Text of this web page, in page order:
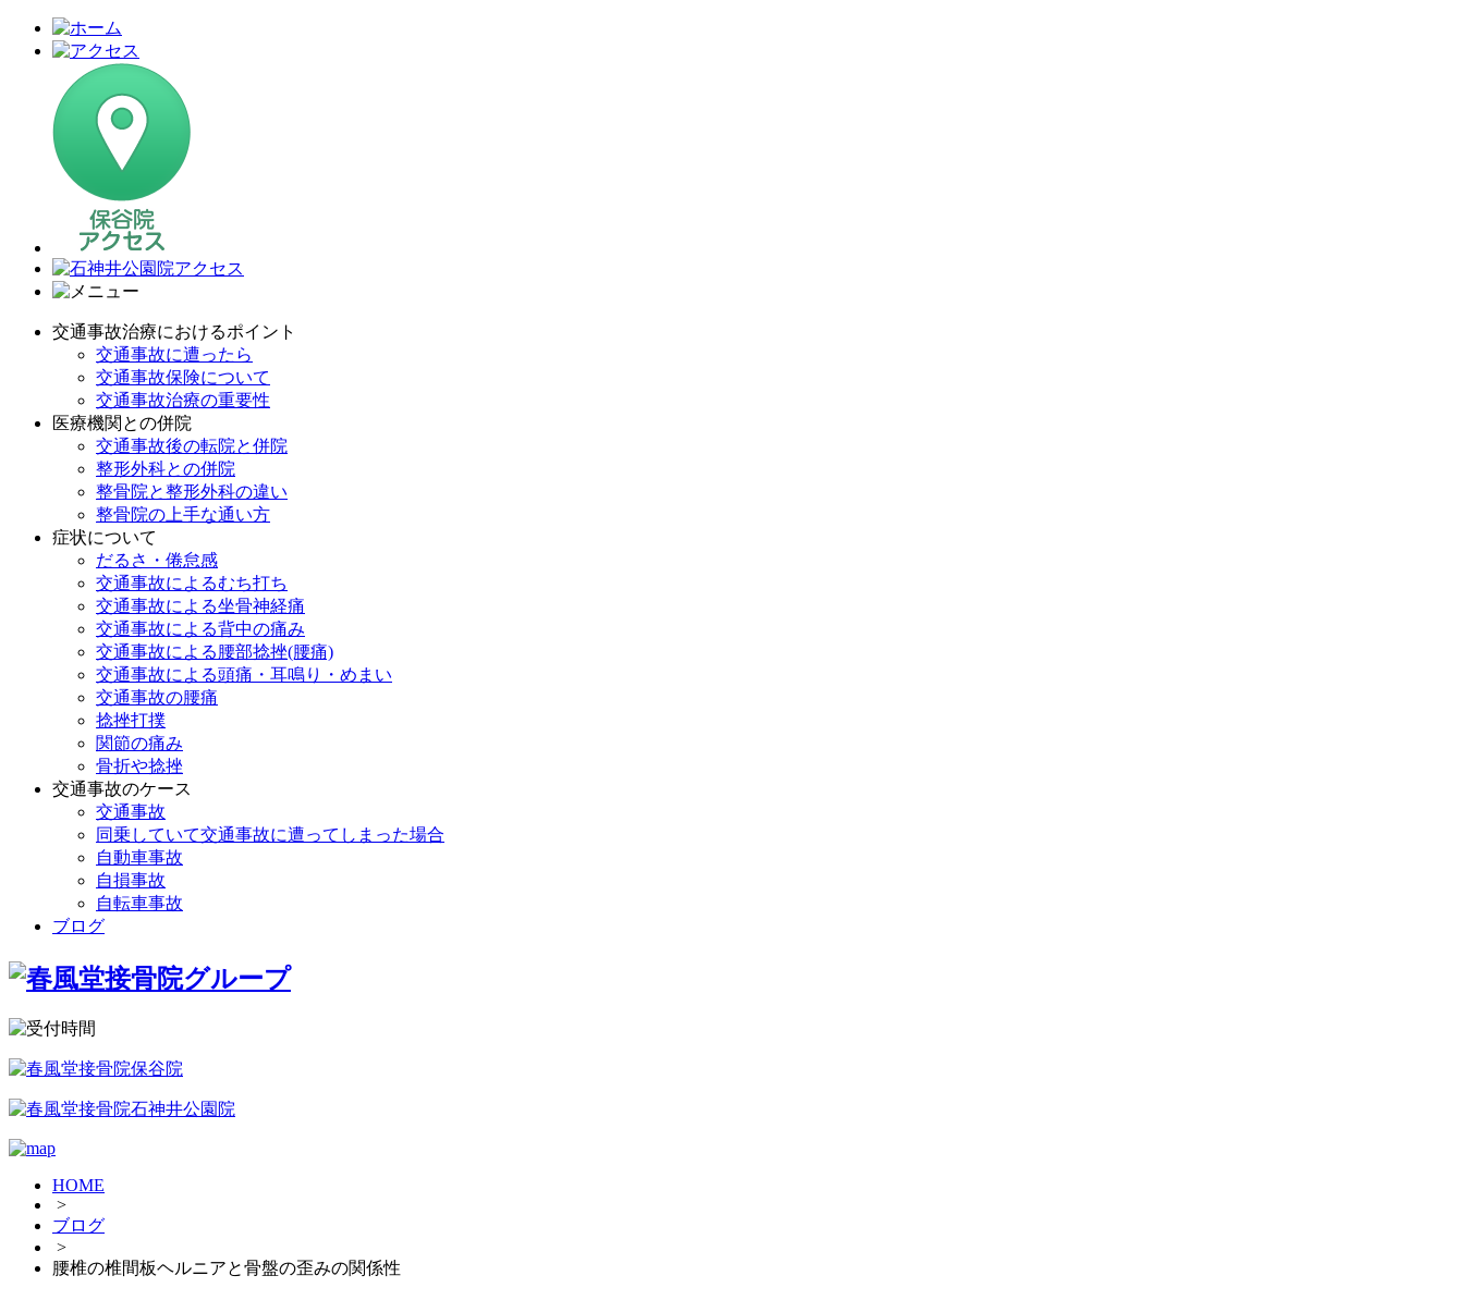
交通事故治療におけるポイント
交通事故に遭ったら
交通事故保険について
交通事故治療の重要性
医療機関との併院
交通事故後の転院と併院
整形外科との併院
整骨院と整形外科の違い
整骨院の上手な通い方
症状について
だるさ・倦怠感
交通事故によるむち打ち
交通事故による坐骨神経痛
交通事故による背中の痛み
交通事故による腰部捻挫(腰痛)
交通事故による頭痛・耳鳴り・めまい
交通事故の腰痛
捻挫打撲
関節の痛み
骨折や捻挫
交通事故のケース
交通事故
同乗していて交通事故に遭ってしまった場合
自動車事故
自損事故
自転車事故
ブログ
HOME
>
ブログ
>
腰椎の椎間板ヘルニアと骨盤の歪みの関係性